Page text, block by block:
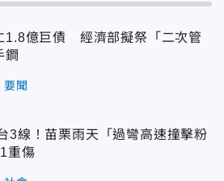
1.8億巨債 經濟部擬祭「二次管
鐧
要聞
3線！苗栗雨天「過彎高速撞擊粉
重傷